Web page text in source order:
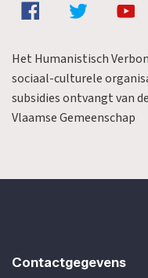
Het Humanistisch
sociaal-culturele
subsidies ontvangt van de
Vlaamse Gemeenschap
Contactgegevens